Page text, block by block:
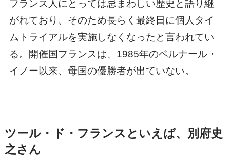
フランス人にとっては忌まわしい歴史と語り継
がれており、そのため長らく最終日に個人タイ
ムトライアルを実施しなくなったと言われてい
る。開催国フランスは、1985年のベルナール・
イノー以来、母国の優勝者が出ていない。
ツール・ド・フランスといえば、別府史
之さん